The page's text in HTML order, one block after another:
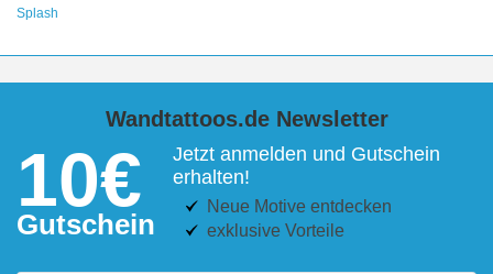
Splash
Wandtattoos.de Newsletter
10€
Gutschein
Jetzt anmelden und Gutschein
erhalten!
Neue Motive entdecken
exklusive Vorteile